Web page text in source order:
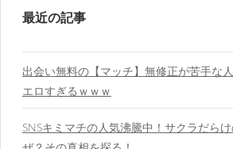
最近の記事
出会い無料の【マッチ】無修正が苦手な
エロすぎるｗｗｗ
SNSキミマチの人気沸騰中！サクラだら